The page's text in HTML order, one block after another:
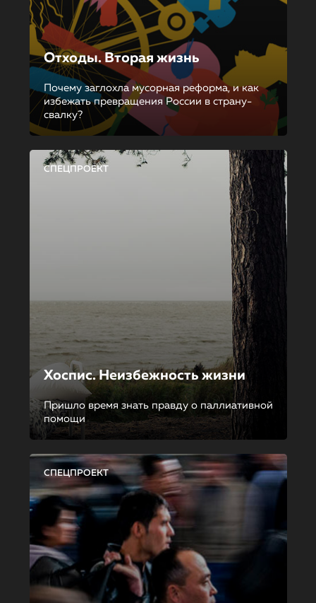
Отходы. Вторая жизнь
Почему заглохла мусорная реформа, и как
избежать превращения России в страну-
свалку?
СПЕЦПРОЕКТ
Хоспис. Неизбежность жизни
Пришло время знать правду о паллиативной
помощи
СПЕЦПРОЕКТ